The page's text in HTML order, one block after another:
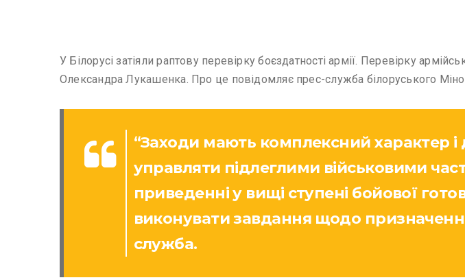
У Білорусі затіяли раптову перевірку боєздатності армії. Перевірку
Олександра Лукашенка. Про це повідомляє прес-служба білоруського
“Заходи мають комплексний характер і
управляти підлеглими військовими
приведенні у вищі ступені бойової
виконувати завдання щодо
служба.